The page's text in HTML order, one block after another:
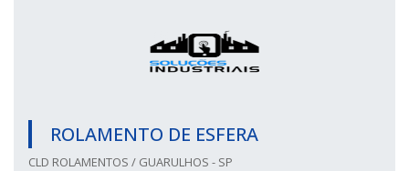
ROLAMENTO DE ESFERA
CLD ROLAMENTOS / GUARULHOS - SP